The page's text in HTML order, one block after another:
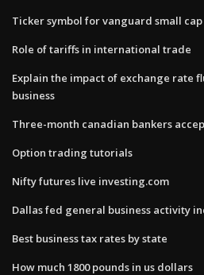
Ticker symbol for vanguard small
Role of tariffs in international trade
Explain the impact of exchange rate
business
Three-month canadian bankers
Option trading tutorials
Nifty futures live investing.com
Dallas fed general business activity
Best business tax rates by state
How much 1800 pounds in us dollars